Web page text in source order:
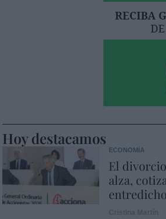
Hoy destacamos
ECONOMÍA
El
alza,
entredicho